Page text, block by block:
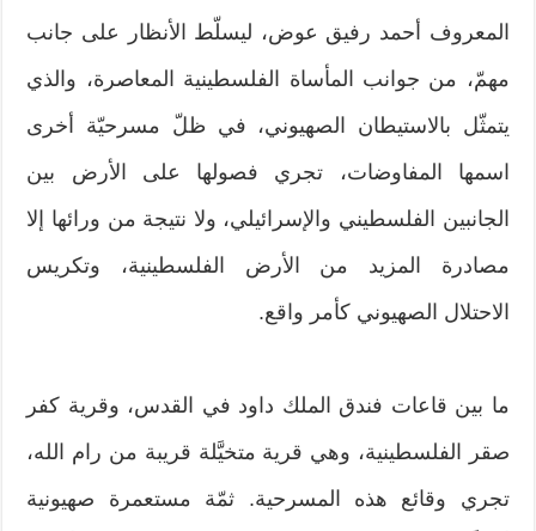
المعروف أحمد رفيق عوض، ليسلّط الأنظار على جانب
مهمّ، من جوانب المأساة الفلسطينية المعاصرة، والذي
يتمثّل بالاستيطان الصهيوني، في ظلّ مسرحيّة أخرى
اسمها المفاوضات، تجري فصولها على الأرض بين
الجانبين الفلسطيني والإسرائيلي، ولا نتيجة من ورائها إلا
مصادرة المزيد من الأرض الفلسطينية، وتكريس
الاحتلال الصهيوني كأمر واقع.
ما بين قاعات فندق الملك داود في القدس، وقرية كفر
صقر الفلسطينية، وهي قرية متخيَّلة قريبة من رام الله،
تجري وقائع هذه المسرحية. ثمّة مستعمرة صهيونية